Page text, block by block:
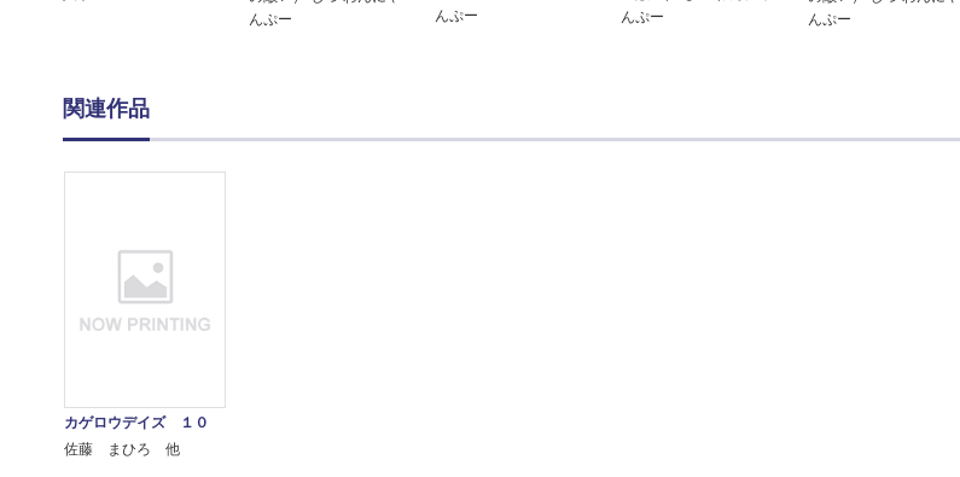
んぷー
んぷー
んぷー
んぷー
関連作品
カゲロウデイズ １０
佐藤 まひろ 他